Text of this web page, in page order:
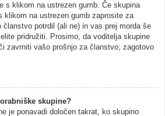
s klikom na ustrezen gumb. Če skupina
klikom na ustrezen gumb zaprosite za
potrdil (ali ne) in vas prej morda še
pridružiti. Prosimo, da voditelja skupine
zavrniti vašo prošnjo za članstvo; zagotovo
skupine?
je ponavadi določen takrat, ko skupino